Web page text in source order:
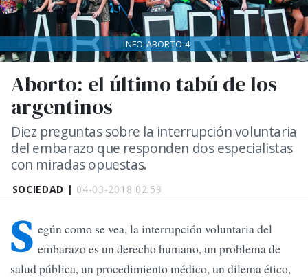
SOCIEDAD | 04-03-2018 02:59
Aborto: el último tabú de los
argentinos
Diez preguntas sobre la interrupción voluntaria
del embarazo que responden dos especialistas
con miradas opuestas.
INFO-ABORTO-4
S egún como se vea, la interrupción voluntaria del
embarazo es un derecho humano, un problema de
salud pública, un procedimiento médico, un dilema ético,